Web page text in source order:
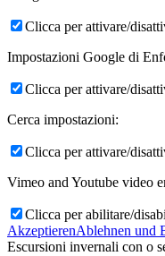
Clicca per attivare/
Impostazioni Google di
Clicca per attivare/
Cerca impostazioni:
Clicca per attivare/
Vimeo and Youtube video
Clicca per abilitare/
AkzeptierenAblehnen und
Escursioni invernali con o